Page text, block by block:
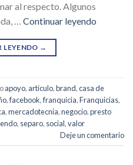
al respecto. Algunos
… Continuar leyendo
LEYENDO →
apoyo, articulo,brand,casa de
,facebook,franquicia,Franquicias,
,mercadotecnia,negocio,presto
, separo, social,valor
Deje un comentario